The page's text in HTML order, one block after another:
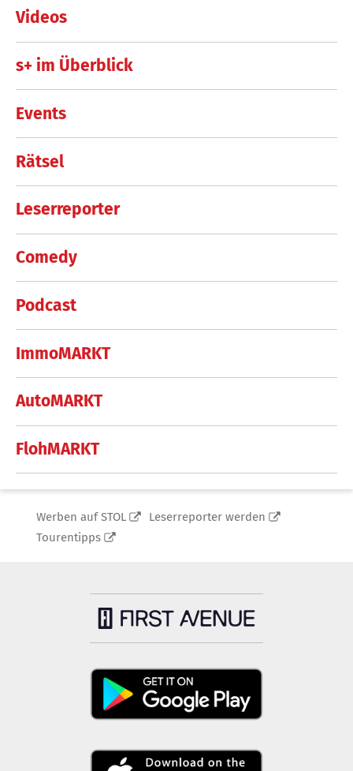
Videos
s+ im Überblick
Events
Rätsel
Leserreporter
Comedy
Podcast
ImmoMARKT
AutoMARKT
FlohMARKT
Werben auf STOL
Leserreporter werden
Tourentipps